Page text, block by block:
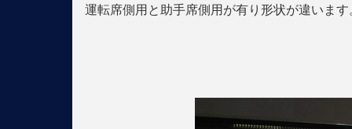
運転席側用と助手席側用が有り形状が違います